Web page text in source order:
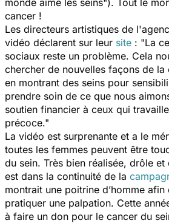
cancer !
Les directeurs artistiques de
vidéo déclarent sur leur site : "La
sociaux reste un problème. Cela
chercher de nouvelles façons de
en montrant des seins pour
prendre soin de ce que nous
soutien financier à ceux qui
précoce."
La vidéo est surprenante et a le
toutes les femmes peuvent être
du sein. Très bien réalisée, drôle
est dans la continuité de la
montrait une poitrine d’homme
pratiquer une palpation. Cette
à faire un don pour le cancer du